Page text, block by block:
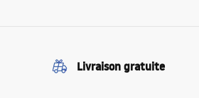
Livraison gratuite